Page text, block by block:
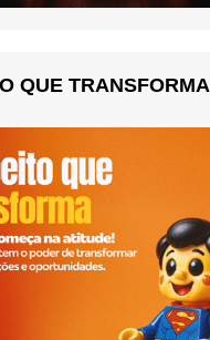
QUE TRANSFORMA